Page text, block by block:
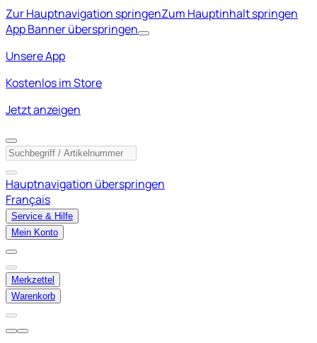
Zur Hauptnavigation springenZum Hauptinhalt springen
App Banner überspringen
Unsere App
Kostenlos im Store
Jetzt anzeigen
Hauptnavigation überspringen
Français
Service & Hilfe
Mein Konto
Merkzettel
Warenkorb